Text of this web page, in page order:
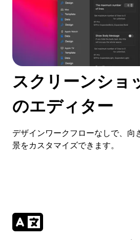
スクリーンショ
のエディター
デザインワークフローなしで、向
景をカスタマイズできます。